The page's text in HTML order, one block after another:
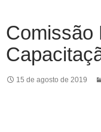
Comissão
15 de agosto de 2019